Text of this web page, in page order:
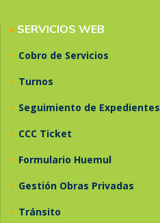
• SERVICIOS WEB
• Cobro de Servicios
• Turnos
• Seguimiento de Expedientes
• CCC Ticket
• Formulario Huemul
• Gestión Obras Privadas
• Tránsito